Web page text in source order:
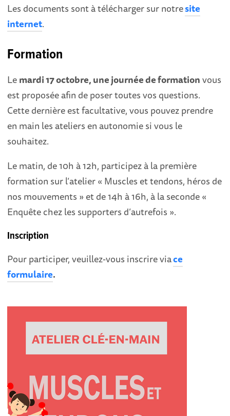
Les documents sont à télécharger sur notresite
internet.
Formation
Lemardi 17 octobre, une journée de formationvous
est proposée afin de poser toutes vos questions.
Cette dernière est facultative, vous pouvez prendre
en main les ateliers en autonomie si vous le
souhaitez.
Le matin, de 10h à 12h, participez à la première
formation sur l’atelier « Muscles et tendons, héros de
nos mouvements » et de 14h à 16h, à la seconde «
Enquête chez les supporters d’autrefois ».
Inscription
Pour participer, veuillez-vous inscrire viace
formulaire.